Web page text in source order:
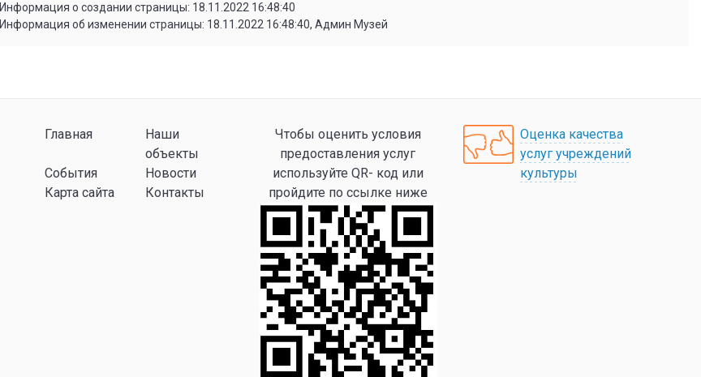
Информация о создании страницы: 18.11.2022 16:48:40
Информация об изменении страницы: 18.11.2022 16:48:40, Админ Музей
Главная
Наши
объекты
События
Новости
Карта сайта
Контакты
Чтобы оценить условия
предоставления услуг
используйте QR- код или
пройдите по ссылке ниже
Оценка качества
услуг учреждений
культуры